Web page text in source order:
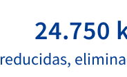
24.750
reducidas,